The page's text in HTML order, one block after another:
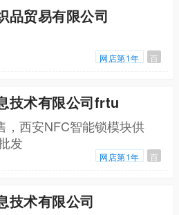
品贸易有限公司
网店第1年 百
技术有限公司frtu
，西安NFC智能锁模块供
发
网店第1年 百
技术有限公司